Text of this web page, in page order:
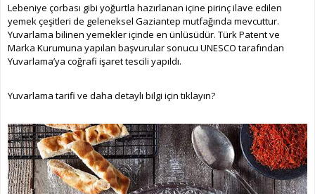
Lebeniye çorbası gibi yoğurtla hazırlanan içine pirinç ilave edilen
yemek çeşitleri de geleneksel Gaziantep mutfağında mevcuttur.
Yuvarlama bilinen yemekler içinde en ünlüsüdür. Türk Patent ve
Marka Kurumuna yapılan başvurular sonucu UNESCO tarafından
Yuvarlama’ya coğrafi işaret tescili yapıldı.
Yuvarlama tarifi ve daha detaylı bilgi için tıklayın?